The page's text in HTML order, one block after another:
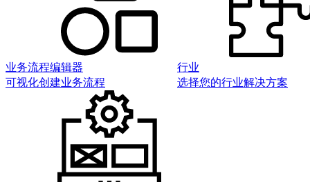
业务流程编辑器
可视化创建业务流程
行业
选择您的行业解决方案